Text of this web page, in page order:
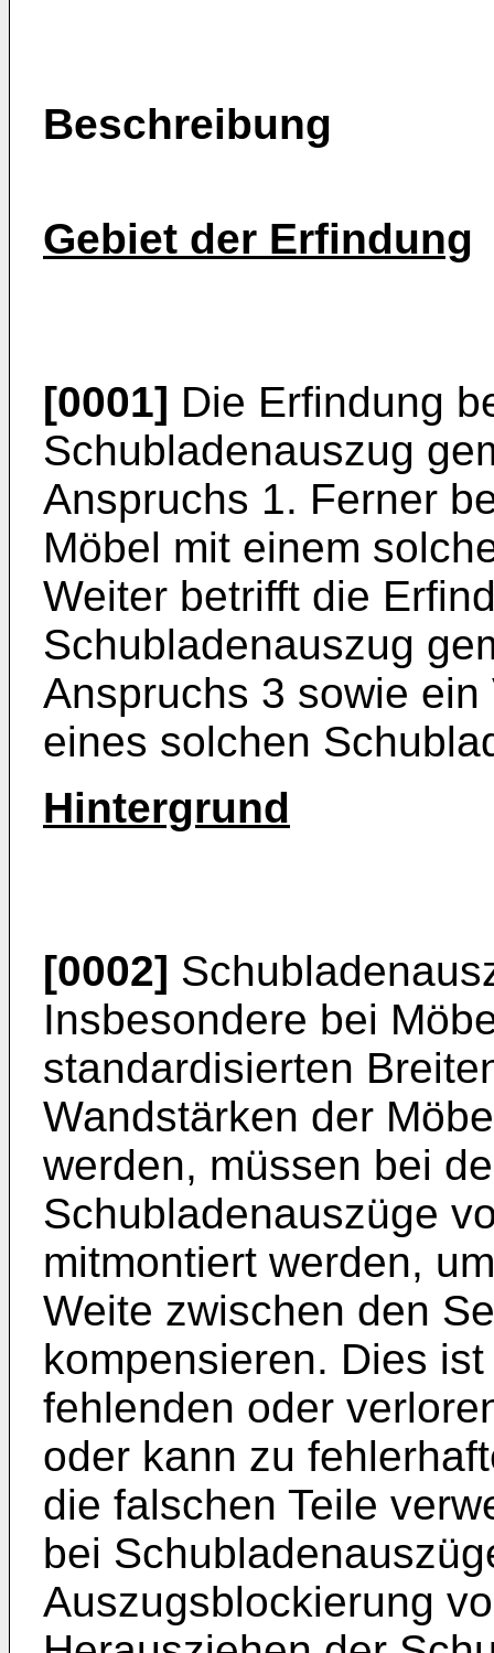
Beschreibung
Gebiet der Erfindung
[0001] Die Erfindung
Schubladenauszug
Anspruchs 1. Ferner
Möbel mit einem
Weiter betrifft die
Schubladenauszug
Anspruchs 3 sowie
eines solchen
Hintergrund
[0002]
Insbesondere bei
standardisierten
Wandstärken der
werden, müssen bei
Schubladenauszüge
mitmontiert werden,
Weite zwischen den
kompensieren. Dies
fehlenden oder
oder kann zu
die falschen Teile
bei
Auszugsblockierung